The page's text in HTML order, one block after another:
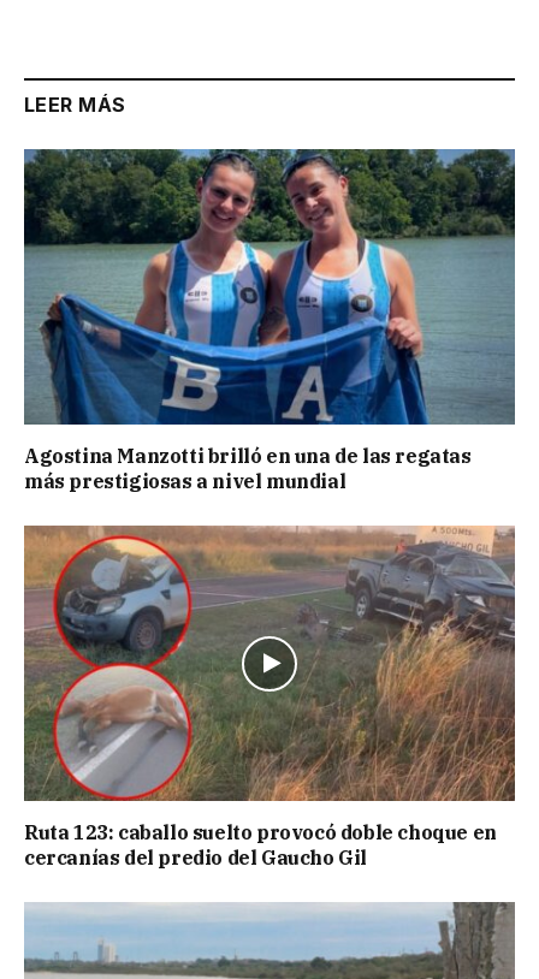
LEER MÁS
Agostina Manzotti brilló en una de las regatas
más prestigiosas a nivel mundial
Ruta 123: caballo suelto provocó doble choque en
cercanías del predio del Gaucho Gil